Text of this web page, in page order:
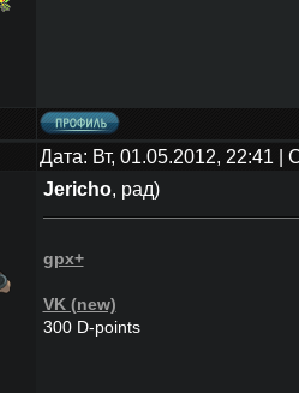
Дата: Вт, 01.05.2012, 22:41
Jericho, рад)
gpx+
VK (new)
300 D-points